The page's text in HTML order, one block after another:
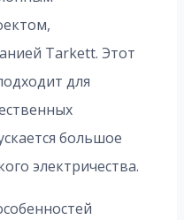
Tarkett. Этот
для
большое
электричества.